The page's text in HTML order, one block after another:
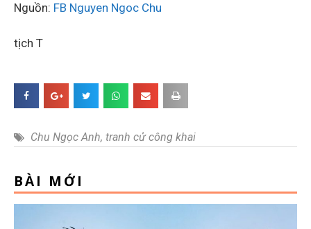
Nguồn: FB Nguyen Ngoc Chu
tịch T
Chu Ngọc Anh, tranh cử công khai
BÀI MỚI